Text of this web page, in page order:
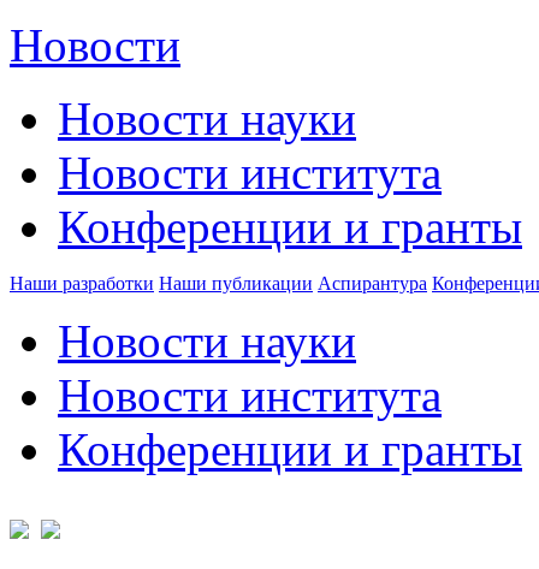
Новости
Новости науки
Новости института
Конференции и гранты
Наши разработки Наши публикации Аспирантура
Новости науки
Новости института
Конференции и гранты